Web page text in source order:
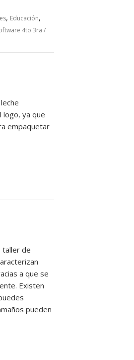
, Educación,
4to 3ra /
logo, ya que
empaquetar
taller de
a que se
Existen
pueden